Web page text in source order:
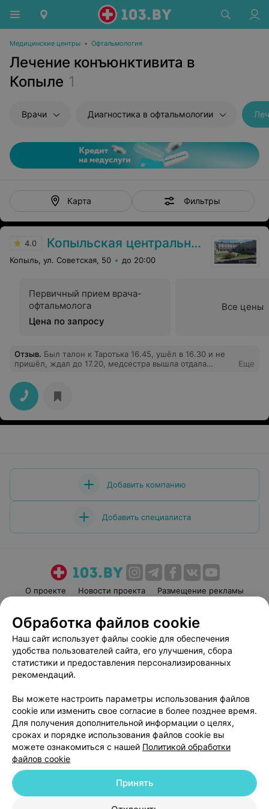
Медицинские центры • Офтальмология
Лечение конъюнктивита в
Копыле 1
Врачи Диагностика в офтальмологии
Карта Фильтры
4.0 Копыльская центральная районная больница
Копыль, ул. Советская, 50 до 20:00
Первичный прием врача-
офтальмолога
Цена по запросу
Все цены
Отзыв. Был талон к Таротька 16.45, ушёл в 16.30 и не
пришёл, ждал до 17.20, медсестра вышла отдала
дождётесь.
Еще
Добавить компанию
Добавить специалиста
О проекте Новости проекта
Размещение рекламы
Пользовательское соглашение
Способы оплаты
Вакансии
Партнеры
Написать руководителю 103.by
Обработка персональных данных
© 2026 ООО «Артокс Лаб», УНП 191700409
| 220012, Республика Беларусь,
г. Минск, улица Толбухина, 2, пом. 16 | help@103.by
Обработка файлов cookie
Наш сайт использует файлы cookie для обеспечения
удобства пользователей сайта, его улучшения, сбора
статистики и предоставления персонализированных
рекомендаций.
Вы можете настроить параметры использования файлов
cookie или изменить свое согласие в более позднее время.
Для получения дополнительной информации о целях,
сроках и порядке использования файлов cookie вы
можете ознакомиться с нашей Политикой обработки
файлов cookie
Принять